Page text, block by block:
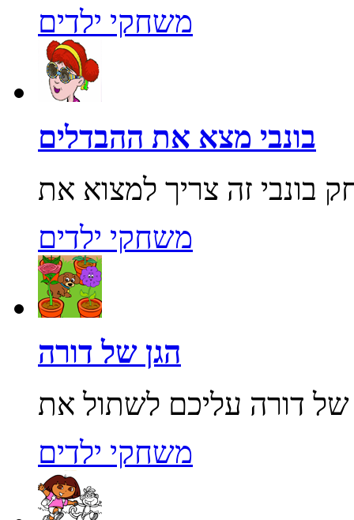
משחקי ילדים
בונבי מצא את ההבדלים
משחקי ילדים
הגן של דורה
משחקי ילדים